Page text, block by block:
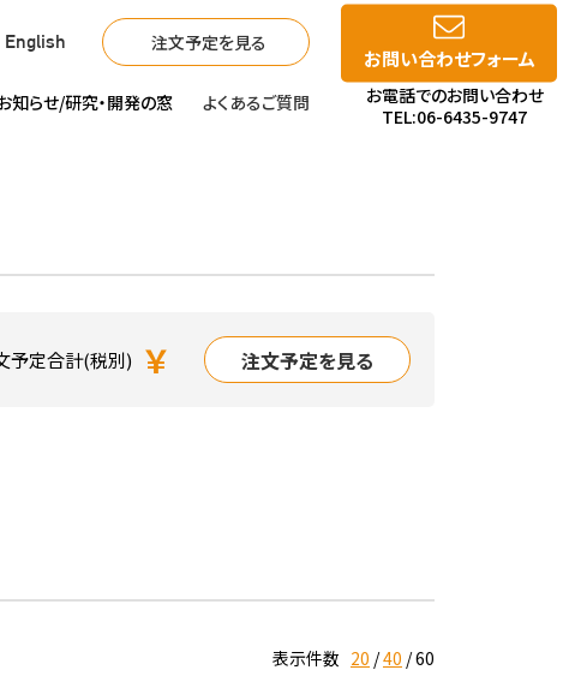
English 注文予定を見る
知らせ/研究・開発の窓 よくあるご質問
お問い合わせフォーム
お電話でのお問い合わせ
TEL:06-6435-9747
予定合計(税別) ￥ 注文予定を見る
表示件数 20 40 60